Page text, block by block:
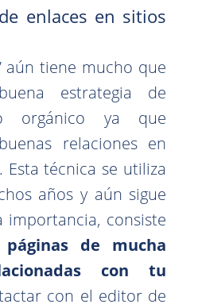
enlaces en sitios
aún tiene mucho que
estrategia de
orgánico ya que
relaciones en
Esta técnica se utiliza
años y aún sigue
consiste
de mucha
con tu
con el editor de